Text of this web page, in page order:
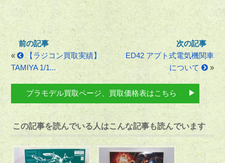
«
【ラジコン買取実績】
TAMIYA 1/1...
ED42 アプト式電気機関車
について
»
プラモデル買取ページ、買取価格表はこちら
この記事を読んでいる人はこんな記事も読んでいます